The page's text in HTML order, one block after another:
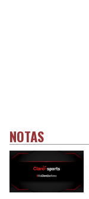
NOTAS